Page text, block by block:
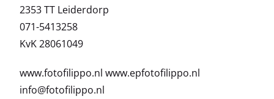
2353 TT Leiderdorp
071-5413258
KvK 28061049
www.fotofilippo.nlwww.epfotofilippo.nl
info@fotofilippo.nl